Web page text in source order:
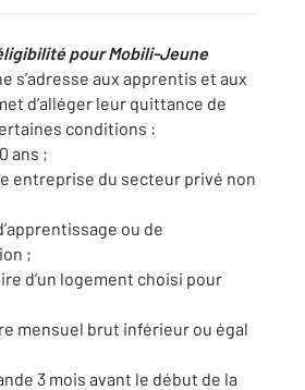
pour Mobili-Jeune
s’adresse aux apprentis et aux
d’alléger leur quittance de
conditions :
ans ;
entreprise du secteur privé non
ou de
;
d’un logement choisi pour
mensuel brut inférieur ou égal
3 mois avant le début de la